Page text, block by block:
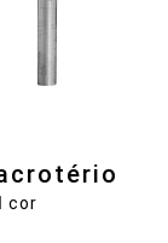
cor